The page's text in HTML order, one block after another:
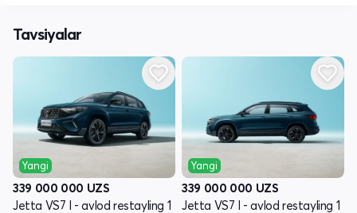
Tavsiyalar
Yangi
339 000 000 UZS
Jetta VS7 I - avlod restayling 1
Yangi
339 000 000 UZS
Jetta VS7 I - avlod restayling 1